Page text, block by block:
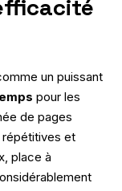
un puissant
pour les
de pages
répétitives et
place à